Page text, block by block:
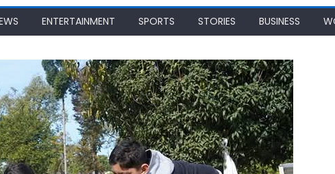
ENTERTAINMENT SPORTS STORIES BUSINESS